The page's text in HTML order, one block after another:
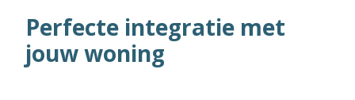
Perfecte integratie met
jouw woning